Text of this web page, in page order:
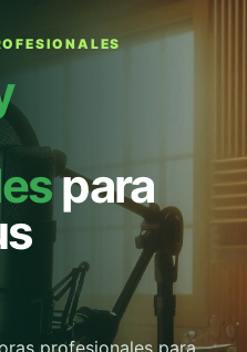
para
profesionales para